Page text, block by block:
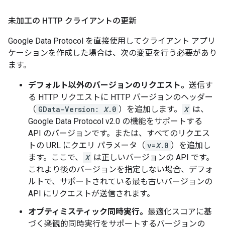
未加工の HTTP クライアントの更新
Google Data Protocol を直接使用してクライアント アプリ
ケーションを作成した場合は、次の変更を行う必要があり
ます。
デフォルト以外のバージョンのリクエスト。 送信す
る HTTP リクエストに HTTP バージョンのヘッダー
（ GData-Version: X.0 ）を追加します。 X は、
Google Data Protocol v2.0 の機能をサポートする
API のバージョンです。または、すべてのリクエス
トの URL にクエリ パラメータ（ v=X.0 ）を追加し
ます。ここで、
X は正しいバージョンの API です。
これより後のバージョンを指定しない場合、デフォ
ルトで、サポートされている最も古いバージョンの
API にリクエストが送信されます。
オプティミスティック同時実行。 最適化スコアに基
づく楽観的同時実行をサポートするバージョンの